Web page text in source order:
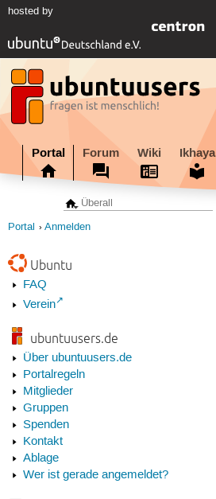
hosted by
Portal Forum Wiki Ikhaya
Portal Anmelden
Ubuntu
FAQ
Verein
ubuntuusers.de
Über ubuntuusers.de
Portalregeln
Mitglieder
Gruppen
Spenden
Kontakt
Ablage
Wer ist gerade angemeldet?